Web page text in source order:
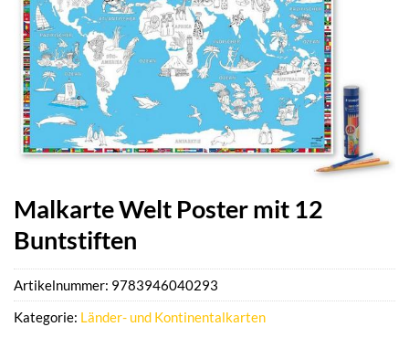
Malkarte Welt Poster mit 12
Buntstiften
Artikelnummer: 9783946040293
Kategorie: Länder- und Kontinentalkarten